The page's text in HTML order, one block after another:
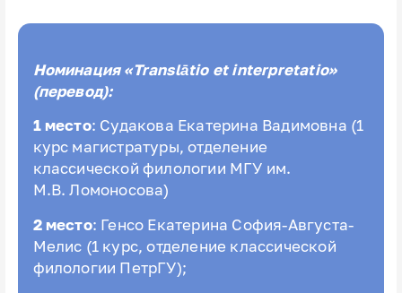
Номинация «Translātio et interpretatio»
(перевод):
1 место: Судакова Екатерина Вадимовна (1
курс магистратуры, отделение
классической филологии МГУ им.
М.В. Ломоносова)
2 место: Генсо Екатерина София-Августа-
Мелис (1 курс, отделение классической
филологии ПетрГУ);